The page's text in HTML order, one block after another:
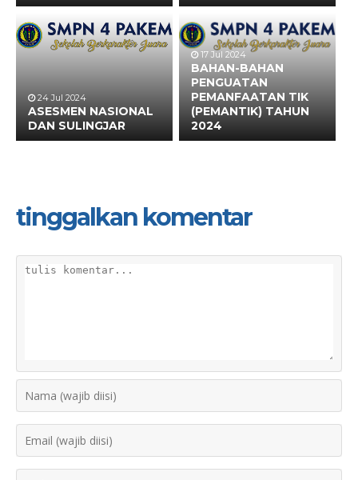
24 Jul 2024
ASESMEN NASIONAL
DAN SULINGJAR
17 Jul 2024
BAHAN-BAHAN
PENGUATAN
PEMANFAATAN TIK
(PEMANTIK) TAHUN
2024
tinggalkan komentar